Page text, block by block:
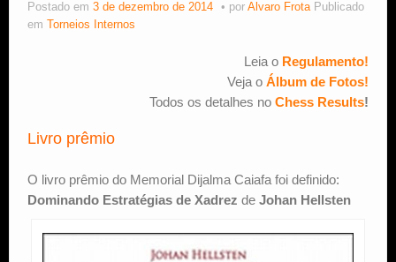
Estude Xadrez
Postado em 3 de dezembro de 2014 por Alvaro Frota Publicado
em
Torneios Internos
Leia o Regulamento!
Veja o Álbum de Fotos!
Todos os detalhes no Chess Results!
Livro prêmio
O livro prêmio do Memorial Dijalma Caiafa foi definido:
Dominando Estratégias de Xadrez de Johan Hellsten